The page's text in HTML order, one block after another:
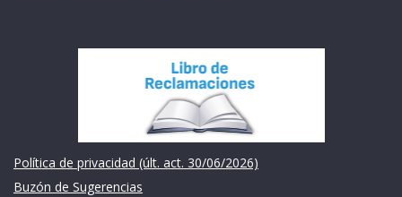
Política de privacidad (últ. act. 30/06/2026)
Buzón de Sugerencias